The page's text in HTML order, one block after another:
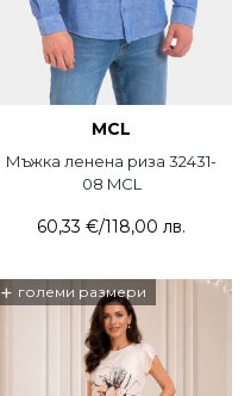
MCL
Мъжка ленена риза 32431-
08 MCL
60,33 €/118,00 лв.
+ големи размери